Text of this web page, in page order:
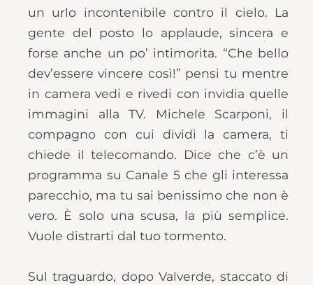
un urlo incontenibile contro il cielo. La
gente del posto lo applaude, sincera e
forse anche un po’ intimorita. “Che bello
dev’essere vincere così!” pensi tu mentre
in camera vedi e rivedi con invidia quelle
immagini alla TV. Michele Scarponi, il
compagno con cui dividi la camera, ti
chiede il telecomando. Dice che c’è un
programma su Canale 5 che gli interessa
parecchio, ma tu sai benissimo che non è
vero. È solo una scusa, la più semplice.
Vuole distrarti dal tuo tormento.
Sul traguardo, dopo Valverde, staccato di